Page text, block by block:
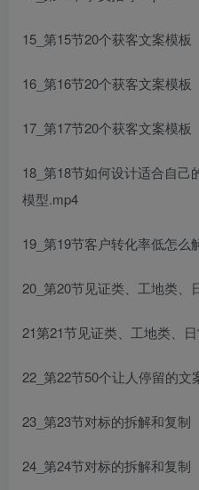
15_第15节20个获客文案模板
16_第16节20个获客文案模板
17_第17节20个获客文案模板
18_第18节如何设计适合自
模型.mp4
19_第19节客户转化率低怎
20_第20节见证类、工地类、
21第21节见证类、工地类、
22_第22节50个让人停留的文
23_第23节对标的拆解和复制
24_第24节对标的拆解和复制